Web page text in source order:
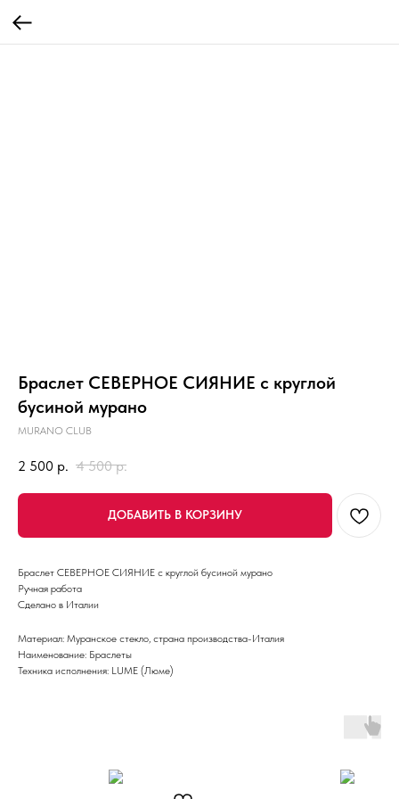
Браслет СЕВЕРНОЕ СИЯНИЕ с круглой
бусиной мурано
MURANO CLUB
2 500 р. 4 500 р.
ДОБАВИТЬ В КОРЗИНУ
Браслет СЕВЕРНОЕ СИЯНИЕ с круглой бусиной мурано
Ручная работа
Сделано в Италии
Материал: Муранское стекло, страна производства-Италия
Наименование: Браслеты
Техника исполнения: LUME (Люме)